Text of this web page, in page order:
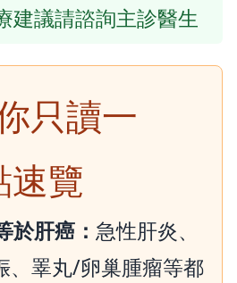
建議請諮詢主診醫生
只讀一
速覽
於肝癌： 急性肝炎、
、睪丸/卵巢腫瘤等都